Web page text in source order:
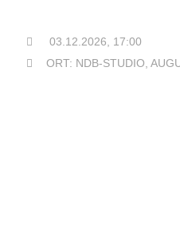
03.12.2026, 17:00
ORT: NDB-STUDIO,